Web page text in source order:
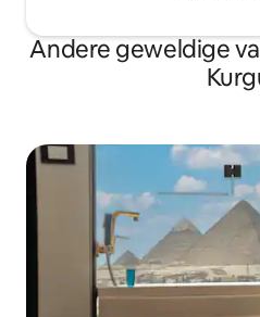
Andere geweldige